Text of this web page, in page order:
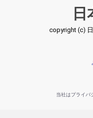
copyright (c)
当社はプライバ